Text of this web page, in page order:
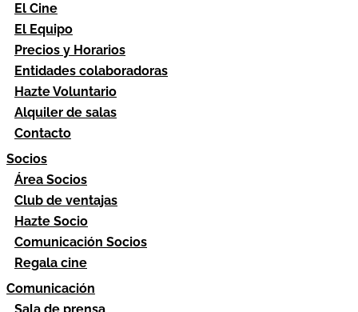
El Cine
El Equipo
Precios y Horarios
Entidades colaboradoras
Hazte Voluntario
Alquiler de salas
Contacto
Socios
Área Socios
Club de ventajas
Hazte Socio
Comunicación Socios
Regala cine
Comunicación